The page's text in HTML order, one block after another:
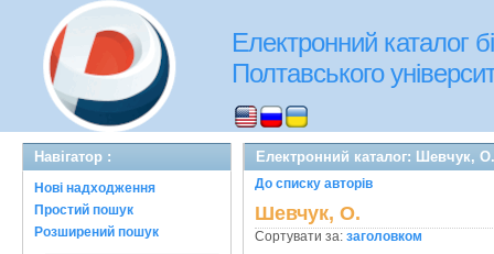
Електронний каталог
Полтавського
Навігатор :
Нові надходження
Простий пошук
Розширений пошук
Електронний каталог: Шевчук, О.
До списку авторів
Шевчук, О.
Сортувати за: заголовком